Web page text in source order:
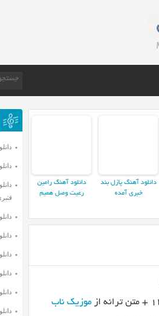
دانلود آهنگ پازل بند
خبری آمده
دانلود آهنگ رامین
رعیت وصل همیم
موزیک ناب